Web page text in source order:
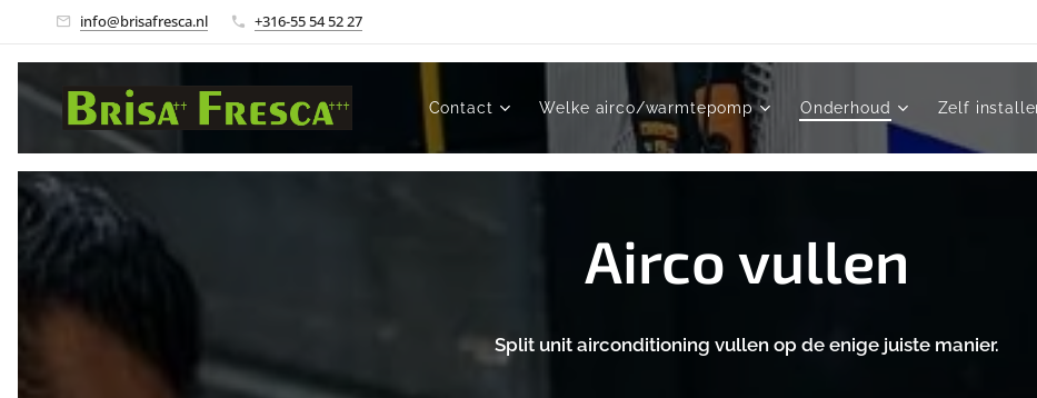
info@brisafresca.nl +316-55 54 52 27
Contact Welke airco/warmtepomp Onderhoud Zelf
Airco vullen
Split unit airconditioning vullen op de enige juiste manier.